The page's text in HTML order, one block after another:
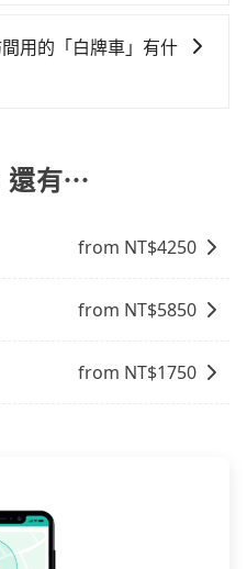
可再節省50%的交通費
最後，雖然路邊隨租隨還
有其區域的限制，實際可
後顧之憂。無論您是要前
為您提供最佳的旅遊體
用的「白牌車」有什
家車充當營業用車違法
使用的車輛合法且符合
還有⋯
from NT$4250
from NT$5850
from NT$1750